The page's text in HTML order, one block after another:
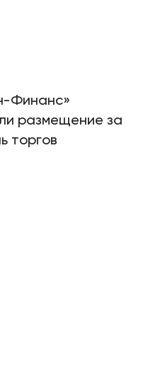
Финанс»
размещение за
торгов